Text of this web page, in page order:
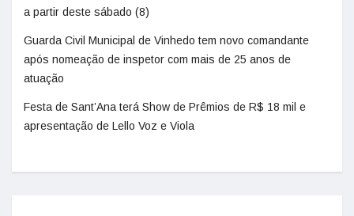
a partir deste sábado (8)
Guarda Civil Municipal de Vinhedo tem novo comandante
após nomeação de inspetor com mais de 25 anos de
atuação
Festa de Sant’Ana terá Show de Prêmios de R$ 18 mil e
apresentação de Lello Voz e Viola